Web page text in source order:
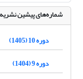
شماره‌های پیشین نشریه
دوره 10 (1405)
دوره 9 (1404)